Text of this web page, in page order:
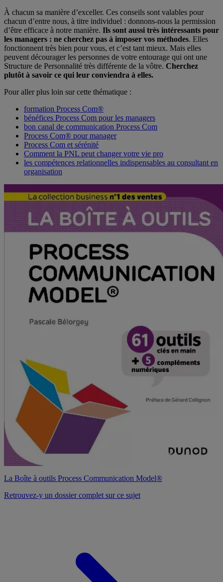
À chacun sa manière d’exceller. Ces conseils sont valables pour
chacun d’entre nous, à titre individuel : donnons-nous la permission
d’être efficace à notre manière. Ils sont aussi très intéressants pour
les managers : ne cherchez pas à imposer vos méthodes. Elles
fonctionnent très bien pour vous, et c’est tant mieux. Mais elles
peuvent décourager les personnes de votre entourage qui ont une
Structure de Personnalité très différente de la vôtre. Cherchez
plutôt à savoir ce qui leur conviendra à elles.
Pour aller plus loin sur cette thématique :
formation Process Com®
bénéfices Process Com pour les managers
bon canal de communication Process Com
Process Com® pour manager
Process Com et sérénité
Comment la PNL peut changer votre vie pro
les compétences relationnelles indispensables au consultant en
organisation
La Boîte à outils Process Communication Model®
Retrouvez-y un dossier complet sur ce sujet